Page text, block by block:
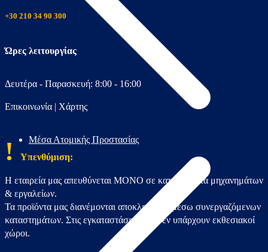
Μέσα Ατομικής Προστασίας
+30 210 34 90 300
Ώρες λειτουργίας
Δευτέρα - Παρασκευή: 8:00 - 16:00
Επικοινωνία | Χάρτης
!Υπενθύμιση:
Η εταιρεία μας απευθύνεται ΜΟΝΟ σε καταστήματα μηχανημάτων
& εργαλείων.
Τα προϊόντα μας διανέμονται αποκλειστικά μέσω συνεργαζόμενων
καταστημάτων. Στις εγκαταστάσεις μας δεν υπάρχουν εκθεσιακοί
χώροι.